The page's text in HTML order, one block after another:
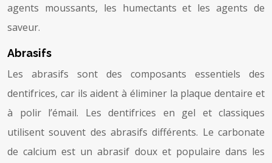
agents moussants, les humectants et les agents de
saveur.
Abrasifs
Les abrasifs sont des composants essentiels des
dentifrices, car ils aident à éliminer la plaque dentaire et
à polir l’émail. Les dentifrices en gel et classiques
utilisent souvent des abrasifs différents. Le carbonate
de calcium est un abrasif doux et populaire dans les